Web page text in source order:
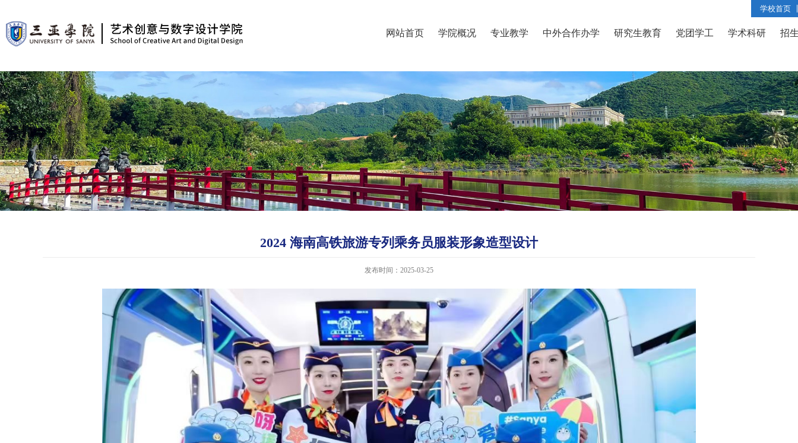
学校首页
网站首页 学院概况 专业教学 中外合作办学 研究生教育 党团学工 学术科研 招
2024 海南高铁旅游专列乘务员服装形象造型设计
发布时间：2025-03-25